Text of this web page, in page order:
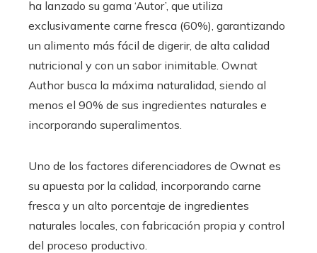
ha lanzado su gama ‘Autor’, que utiliza
exclusivamente carne fresca (60%), garantizando
un alimento más fácil de digerir, de alta calidad
nutricional y con un sabor inimitable. Ownat
Author busca la máxima naturalidad, siendo al
menos el 90% de sus ingredientes naturales e
incorporando superalimentos.
Uno de los factores diferenciadores de Ownat es
su apuesta por la calidad, incorporando carne
fresca y un alto porcentaje de ingredientes
naturales locales, con fabricación propia y control
del proceso productivo.